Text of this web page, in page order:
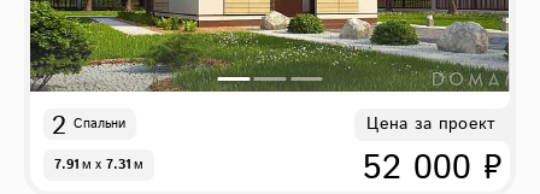
2 Спальни
7.91м x 7.31м
Цена за проект
52 000 ₽